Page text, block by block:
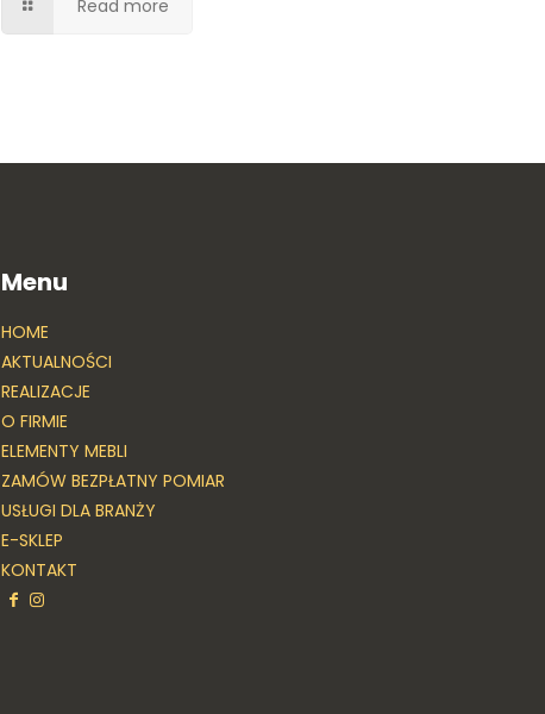
Read more
Menu
HOME
AKTUALNOŚCI
REALIZACJE
O FIRMIE
ELEMENTY MEBLI
ZAMÓW BEZPŁATNY POMIAR
USŁUGI DLA BRANŻY
E-SKLEP
KONTAKT